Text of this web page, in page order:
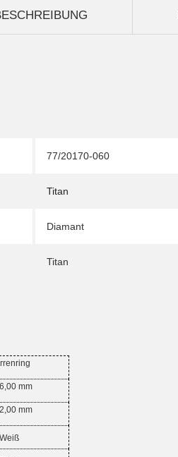
77/20170-060
Titan
Diamant
Titan
mm
mm
Weiß